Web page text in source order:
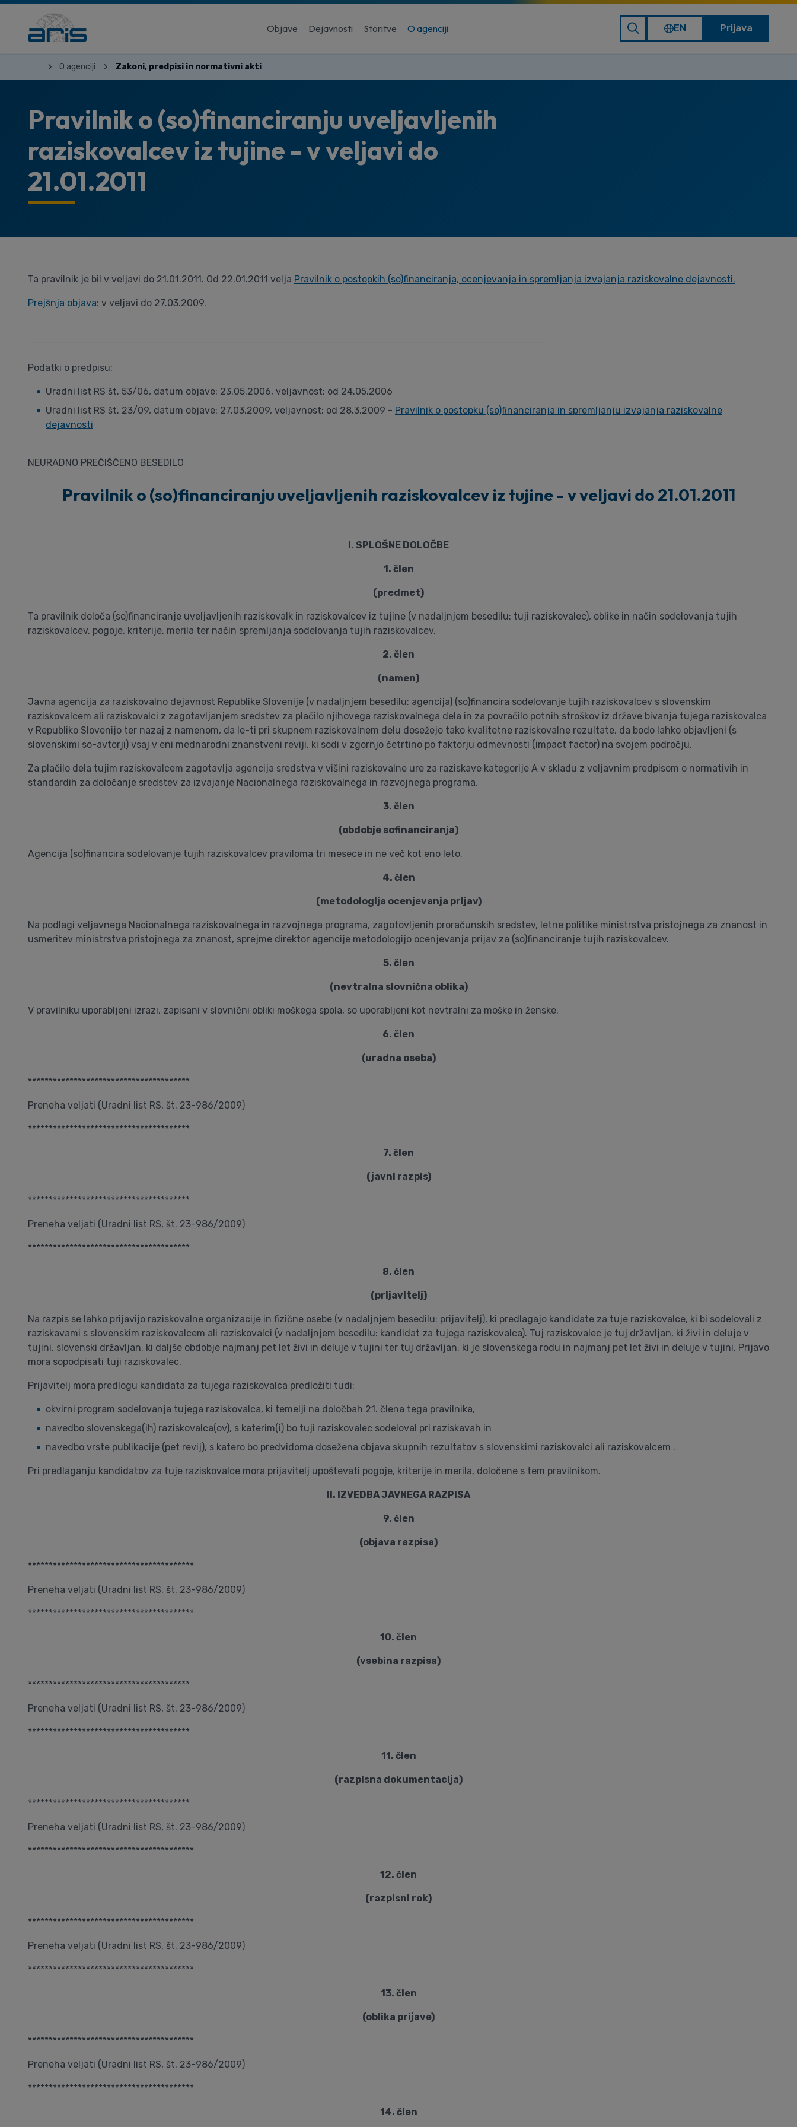
Objave Dejavnosti Storitve O agenciji EN Prijava
O agenciji Zakoni, predpisi in normativni akti
Pravilnik o (so)financiranju uveljavljenih
raziskovalcev iz tujine - v veljavi do
21.01.2011
Ta pravilnik je bil v veljavi do 21.01.2011. Od 22.01.2011 velja Pravilnik o postopkih (so)financiranja, ocenjevanja in spremljanja izvajanja raziskovalne dejavnosti.
Prejšnja objava: v veljavi do 27.03.2009.
Podatki o predpisu:
Uradni list RS št. 53/06, datum objave: 23.05.2006, veljavnost: od 24.05.2006
Uradni list RS št. 23/09, datum objave: 27.03.2009, veljavnost: od 28.3.2009 - Pravilnik o postopku (so)financiranja in spremljanju izvajanja raziskovalne
dejavnosti
NEURADNO PREČIŠČENO BESEDILO
Pravilnik o (so)financiranju uveljavljenih raziskovalcev iz tujine - v veljavi do 21.01.2011
I. SPLOŠNE DOLOČBE
1. člen
(predmet)
Ta pravilnik določa (so)financiranje uveljavljenih raziskovalk in raziskovalcev iz tujine (v nadaljnjem besedilu: tuji raziskovalec), oblike in način sodelovanja tujih
raziskovalcev, pogoje, kriterije, merila ter način spremljanja sodelovanja tujih raziskovalcev.
2. člen
(namen)
Javna agencija za raziskovalno dejavnost Republike Slovenije (v nadaljnjem besedilu: agencija) (so)financira sodelovanje tujih raziskovalcev s slovenskim
raziskovalcem ali raziskovalci z zagotavljanjem sredstev za plačilo njihovega raziskovalnega dela in za povračilo potnih stroškov iz države bivanja tujega raziskovalca
v Republiko Slovenijo ter nazaj z namenom, da le-ti pri skupnem raziskovalnem delu dosežejo tako kvalitetne raziskovalne rezultate, da bodo lahko objavljeni (s
slovenskimi so-avtorji) vsaj v eni mednarodni znanstveni reviji, ki sodi v zgornjo četrtino po faktorju odmevnosti (impact factor) na svojem področju.
Za plačilo dela tujim raziskovalcem zagotavlja agencija sredstva v višini raziskovalne ure za raziskave kategorije A v skladu z veljavnim predpisom o normativih in
standardih za določanje sredstev za izvajanje Nacionalnega raziskovalnega in razvojnega programa.
3. člen
(obdobje sofinanciranja)
Agencija (so)financira sodelovanje tujih raziskovalcev praviloma tri mesece in ne več kot eno leto.
4. člen
(metodologija ocenjevanja prijav)
Na podlagi veljavnega Nacionalnega raziskovalnega in razvojnega programa, zagotovljenih proračunskih sredstev, letne politike ministrstva pristojnega za znanost in
usmeritev ministrstva pristojnega za znanost, sprejme direktor agencije metodologijo ocenjevanja prijav za (so)financiranje tujih raziskovalcev.
5. člen
(nevtralna slovnična oblika)
V pravilniku uporabljeni izrazi, zapisani v slovnični obliki moškega spola, so uporabljeni kot nevtralni za moške in ženske.
6. člen
(uradna oseba)
***************************************
Preneha veljati (Uradni list RS, št. 23-986/2009)
***************************************
7. člen
(javni razpis)
***************************************
Preneha veljati (Uradni list RS, št. 23-986/2009)
***************************************
8. člen
(prijavitelj)
Na razpis se lahko prijavijo raziskovalne organizacije in fizične osebe (v nadaljnjem besedilu: prijavitelj), ki predlagajo kandidate za tuje raziskovalce, ki bi sodelovali z
raziskavami s slovenskim raziskovalcem ali raziskovalci (v nadaljnjem besedilu: kandidat za tujega raziskovalca). Tuj raziskovalec je tuj državljan, ki živi in deluje v
tujini, slovenski državljan, ki daljše obdobje najmanj pet let živi in deluje v tujini ter tuj državljan, ki je slovenskega rodu in najmanj pet let živi in deluje v tujini. Prijavo
mora sopodpisati tuji raziskovalec.
Prijavitelj mora predlogu kandidata za tujega raziskovalca predložiti tudi:
okvirni program sodelovanja tujega raziskovalca, ki temelji na določbah 21. člena tega pravilnika,
navedbo slovenskega(ih) raziskovalca(ov), s katerim(i) bo tuji raziskovalec sodeloval pri raziskavah in
navedbo vrste publikacije (pet revij), s katero bo predvidoma dosežena objava skupnih rezultatov s slovenskimi raziskovalci ali raziskovalcem .
Pri predlaganju kandidatov za tuje raziskovalce mora prijavitelj upoštevati pogoje, kriterije in merila, določene s tem pravilnikom.
II. IZVEDBA JAVNEGA RAZPISA
9. člen
(objava razpisa)
****************************************
Preneha veljati (Uradni list RS, št. 23-986/2009)
****************************************
10. člen
(vsebina razpisa)
***************************************
Preneha veljati (Uradni list RS, št. 23-986/2009)
***************************************
11. člen
(razpisna dokumentacija)
***************************************
Preneha veljati (Uradni list RS, št. 23-986/2009)
****************************************
12. člen
(razpisni rok)
****************************************
Preneha veljati (Uradni list RS, št. 23-986/2009)
****************************************
13. člen
(oblika prijave)
****************************************
Preneha veljati (Uradni list RS, št. 23-986/2009)
****************************************
14. člen